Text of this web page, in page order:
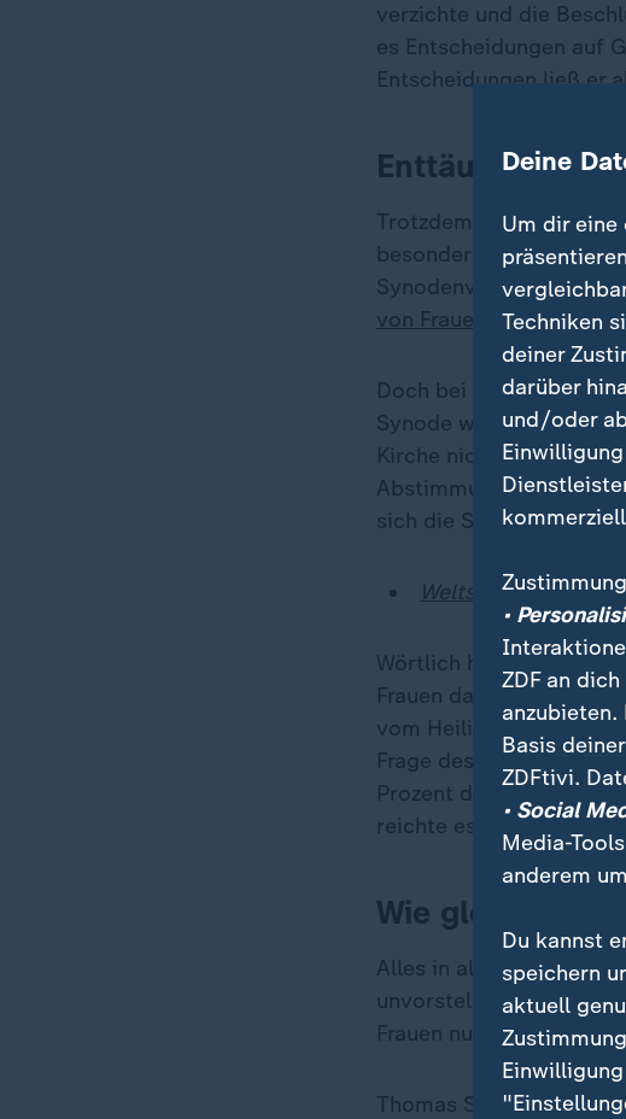
verzichte und die
es Entscheidungen auf
Entscheidungen ließ er
Enttäuschung
Trotzdem bleibt bei
besonders bei der
Synodenversammlung
von Frauen zu
Doch bei einem Blick in
Synode wird eines klar:
Kirche nicht weiter
Abstimmung zu Punkt
sich die
Weltsynode in
Wörtlich heißt es darin
Frauen davon abhalten
vom Heiligen Geist
Frage des Zugangs von
Prozent der
reichte es dennoch.
Wie
Alles in allem ein
unvorstellbar war. Für
Frauen nun also die
Thomas Söding,
Deine
Um dir eine
Techniken
deiner
darüber
und/oder
•
ZDF an
Basis
ZDFtivi.
• Social
Media-
anderem
Du kannst
speichern
aktuell